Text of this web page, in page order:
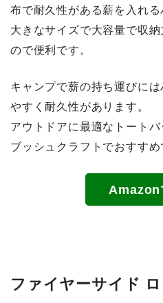
布で耐久性がある薪を入れる
大きなサイズで大容量で収
ので便利 です。
キャンプで薪の持ち運びに
やすく耐久性があります。
アウトドアに最適なトートバ
ブッシュクラフトでおすすめ
Amazon
ファイヤーサイド